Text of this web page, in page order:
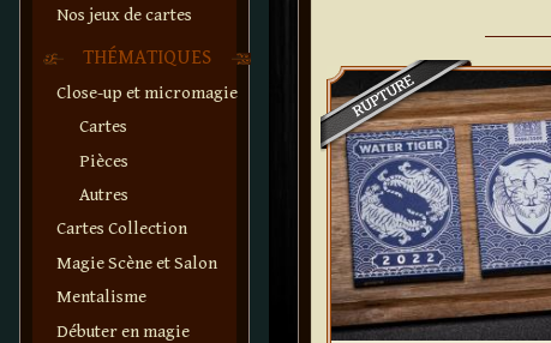
Nos jeux de cartes
THÉMATIQUES
Close-up et micromagie
Cartes
Pièces
Autres
Cartes Collection
Magie Scène et Salon
Mentalisme
Débuter en magie